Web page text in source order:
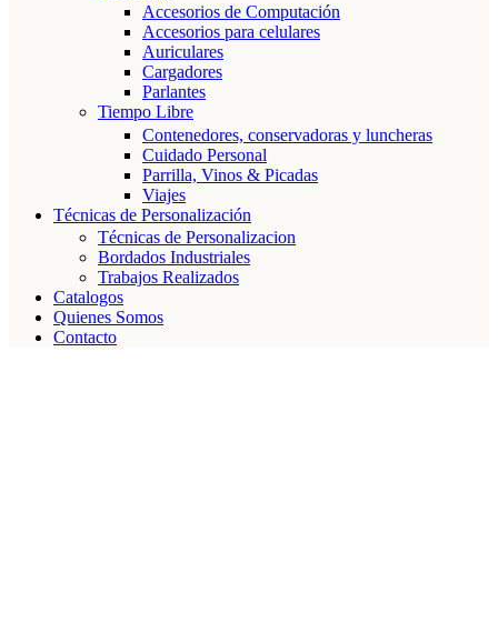
Accesorios de Computación
Accesorios para celulares
Auriculares
Cargadores
Parlantes
Tiempo Libre
Contenedores, conservadoras y luncheras
Cuidado Personal
Parrilla, Vinos & Picadas
Viajes
Técnicas de Personalización
Técnicas de Personalizacion
Bordados Industriales
Trabajos Realizados
Catalogos
Quienes Somos
Contacto